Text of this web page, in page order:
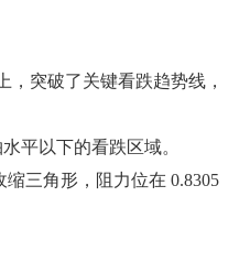
，突破了关键看跌趋势线，
平以下的看跌区域。
缩三角形，阻力位在 0.8305